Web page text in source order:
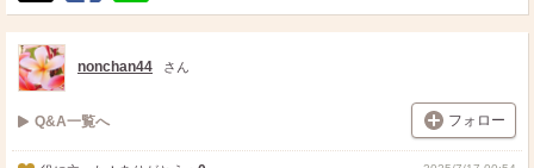
ポ
ス
ト
シ
ェ
送
る
nonchan44 さん
Q&A一覧へ フォロー